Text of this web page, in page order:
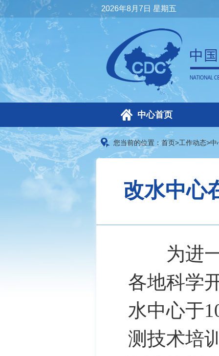
2026年8月7日 星期五
中心首页
您当前的位置：首页>工作动态>中
改水中心
为进一
各地科学
水中心于
测技术培